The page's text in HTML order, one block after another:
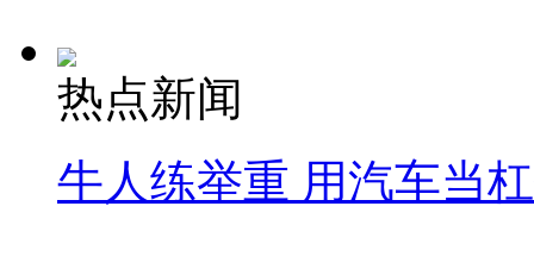
热点新闻
牛人练举重 用汽车当